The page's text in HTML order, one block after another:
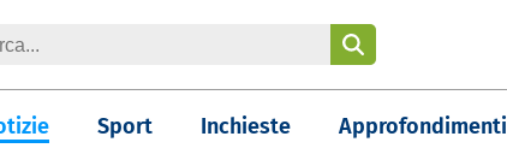
Sport Inchieste Approfondimenti